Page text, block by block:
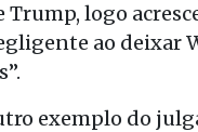
Trump, logo
ao deixar
exemplo do